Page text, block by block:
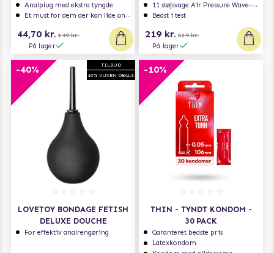
Analplug med ekstra tyngde
Et must for dem der kan lide analsex og analt sexlegetøj
44,70 kr. 149 kr.
På lager
11 støjsvage Air Pressure Wave-programmer
Bedst i test
219 kr. 519 kr.
På lager
TILBUD
40% VUXEN DEALS
-40%
LOVETOY BONDAGE FETISH
DELUXE DOUCHE
For effektiv analrengøring
-10%
THIN - TYNDT KONDOM -
30 PACK
Garanteret bedste pris
Latexkondom